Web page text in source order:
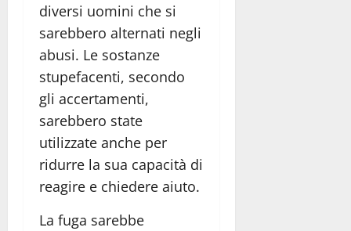
diversi uomini che si
sarebbero alternati negli
abusi. Le sostanze
stupefacenti, secondo
gli accertamenti,
sarebbero state
utilizzate anche per
ridurre la sua capacità di
reagire e chiedere aiuto.
La fuga sarebbe